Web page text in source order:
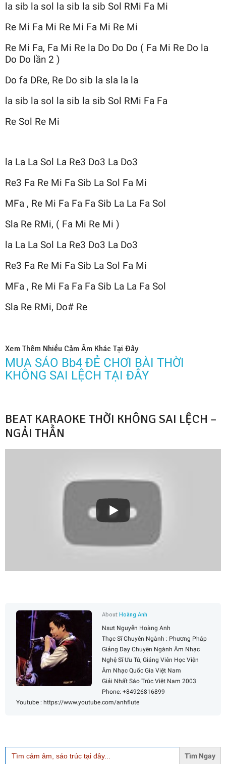
la sib la sol la sib la sib Sol RMi Fa Mi
Re Mi Fa Mi Re Mi Fa Mi Re Mi
Re Mi Fa, Fa Mi Re la Do Do Do ( Fa Mi Re Do la
Do Do lần 2 )
Do fa DRe, Re Do sib la sla la la
la sib la sol la sib la sib Sol RMi Fa Fa
Re Sol Re Mi
la La La Sol La Re3 Do3 La Do3
Re3 Fa Re Mi Fa Sib La Sol Fa Mi
MFa , Re Mi Fa Fa Fa Sib La La Fa Sol
Sla Re RMi, ( Fa Mi Re Mi )
la La La Sol La Re3 Do3 La Do3
Re3 Fa Re Mi Fa Sib La Sol Fa Mi
MFa , Re Mi Fa Fa Fa Sib La La Fa Sol
Sla Re RMi, Do# Re
Xem Thêm Nhiều Cảm Âm Khác Tại Đây
MUA SÁO Bb4 ĐẺ CHƠI BÀI THỜI
KHÔNG SAI LỆCH TẠI ĐÂY
BEAT KARAOKE THỜI KHÔNG SAI LỆCH –
NGẢI THẦN
AboutHoàng Anh
Nsưt Nguyễn Hoàng Anh
Thạc Sĩ Chuyên Ngành : Phương Pháp
Giảng Dạy Chuyên Ngành Âm Nhạc
Nghệ Sĩ Ưu Tú, Giảng Viên Học Viện
Âm Nhạc Quốc Gia Việt Nam
Giải Nhất Sáo Trúc Việt Nam 2003
Phone: +84926816899
Youtube : https://www.youtube.com/anhflute
Search
for: